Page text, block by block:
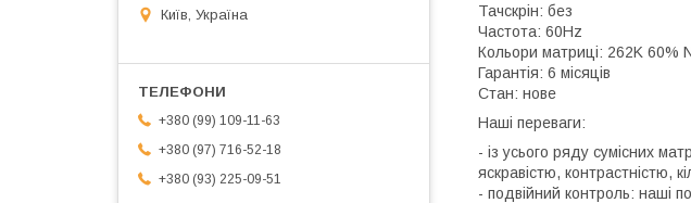
Тачскрін: без
Частота: 60Hz
Кольори матриці: 262K 60%
Гарантія: 6 місяців
Стан: нове
Наші переваги:
- із усього ряду сумісних
яскравістю, контрастністю,
- подвійний контроль: наші
Київ, Україна
+380 (99) 109-11-63
+380 (97) 716-52-18
+380 (93) 225-09-51